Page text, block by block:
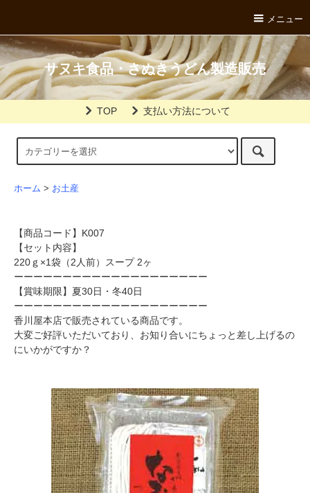
メニュー
サヌキ食品・さぬきうどん製造販売
TOP 支払い方法について
ホーム > お土産
【商品コード】K007
【セット内容】
220ｇ×1袋（2人前）スープ 2ヶ
ーーーーーーーーーーーーーーーーーーーー
【賞味期限】夏30日・冬40日
ーーーーーーーーーーーーーーーーーーーー
香川屋本店で販売されている商品です。
大変ご好評いただいており、お知り合いにちょっと差し上げるの
にいかがですか？